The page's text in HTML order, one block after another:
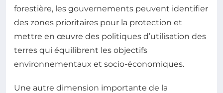
forestière, les gouvernements peuvent identifier
des zones prioritaires pour la protection et
mettre en œuvre des politiques d’utilisation des
terres qui équilibrent les objectifs
environnementaux et socio-économiques.
Une autre dimension importante de la